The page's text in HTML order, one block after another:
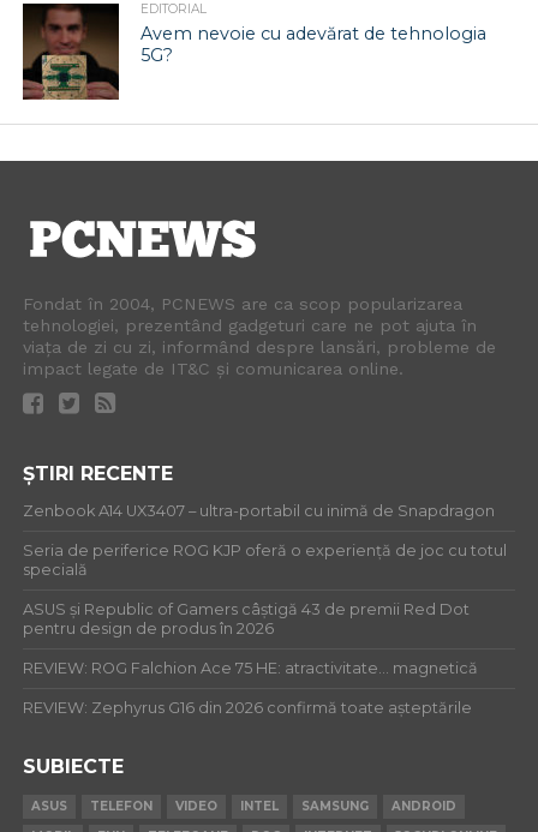
EDITORIAL
Avem nevoie cu adevărat de tehnologia
5G?
Fondat în 2004, PCNEWS are ca scop popularizarea
tehnologiei, prezentând gadgeturi care ne pot ajuta în
viața de zi cu zi, informând despre lansări, probleme de
impact legate de IT&C și comunicarea online.
ȘTIRI RECENTE
Zenbook A14 UX3407 – ultra-portabil cu inimă de Snapdragon
Seria de periferice ROG KJP oferă o experiență de joc cu totul
specială
ASUS și Republic of Gamers câștigă 43 de premii Red Dot
pentru design de produs în 2026
REVIEW: ROG Falchion Ace 75 HE: atractivitate… magnetică
REVIEW: Zephyrus G16 din 2026 confirmă toate așteptările
SUBIECTE
ASUS TELEFON VIDEO INTEL SAMSUNG
ANDROID